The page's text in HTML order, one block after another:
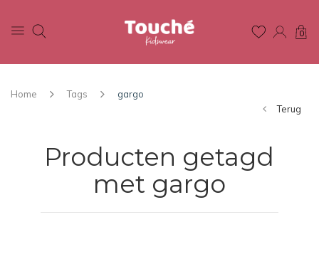
0
Home Tags
gargo
Terug
Producten getagd
met gargo